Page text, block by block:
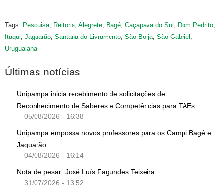
Tags: Pesquisa Reitoria Alegrete Bagé Caçapava do Sul Dom Pedrito
Itaqui Jaguarão Santana do Livramento São Borja São Gabriel
Uruguaiana
Últimas notícias
Unipampa inicia recebimento de solicitações de
Reconhecimento de Saberes e Competências para TAEs
05/08/2026 - 16:38
Unipampa empossa novos professores para os Campi Bagé e
Jaguarão
04/08/2026 - 16:14
Nota de pesar: José Luís Fagundes Teixeira
31/07/2026 - 13:52